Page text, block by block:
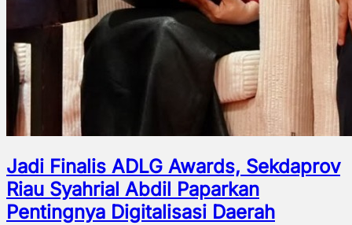
Jadi Finalis ADLG Awards, Sekdaprov
Riau Syahrial Abdil Paparkan
Pentingnya Digitalisasi Daerah